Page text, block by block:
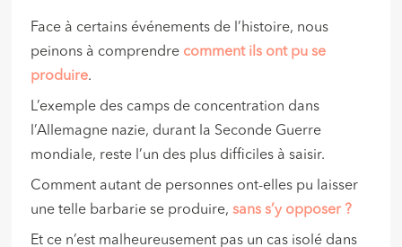
Face à certains événements de l’histoire, nous
peinons à comprendre comment ils ont pu se
produire.
L’exemple des camps de concentration dans
l’Allemagne nazie, durant la Seconde Guerre
mondiale, reste l’un des plus difficiles à saisir.
Comment autant de personnes ont-elles pu laisser
une telle barbarie se produire,sans s’y opposer ?
Et ce n’est malheureusement pas un cas isolé dans